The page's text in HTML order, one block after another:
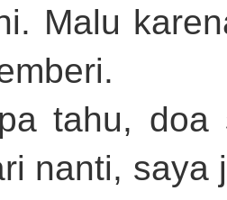
Malu
tahu, doa
nanti, saya